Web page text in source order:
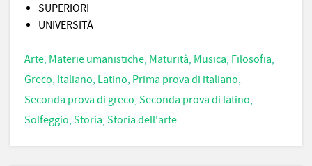
SUPERIORI
UNIVERSITÀ
Arte, Materie umanistiche, Maturità, Musica, Filosofia,
Greco, Italiano, Latino, Prima prova di italiano,
Seconda prova di greco, Seconda prova di latino,
Solfeggio, Storia, Storia dell'arte